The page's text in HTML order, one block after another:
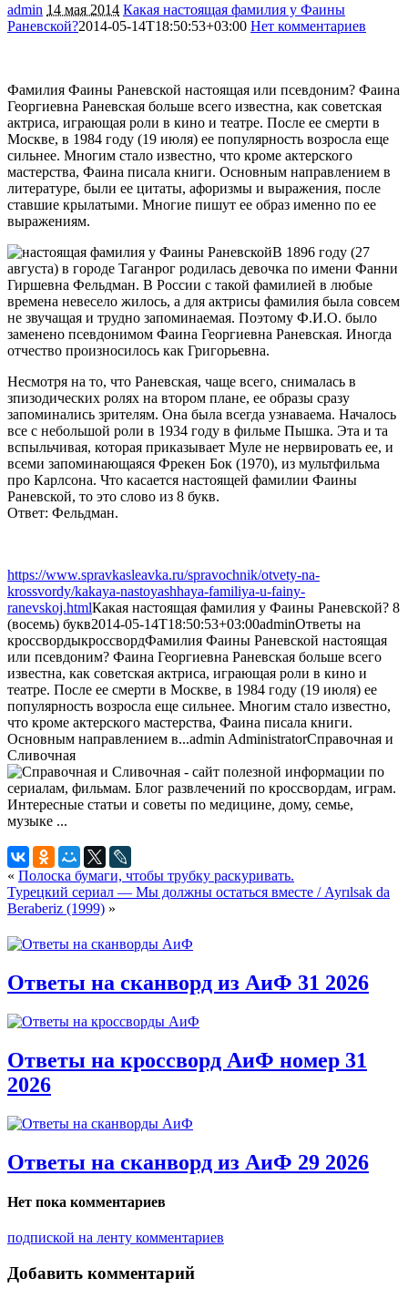
admin 14 мая 2014 Какая настоящая фамилия у Фаины
Раневской?2014-05-14T18:50:53+03:00 Нет комментариев
Фамилия Фаины Раневской настоящая или псевдоним? Фаина
Георгиевна Раневская больше всего известна, как советская
актриса, играющая роли в кино и театре. После ее смерти в
Москве, в 1984 году (19 июля) ее популярность возросла еще
сильнее. Многим стало известно, что кроме актерского
мастерства, Фаина писала книги. Основным направлением в
литературе, были ее цитаты, афоризмы и выражения, после
ставшие крылатыми. Многие пишут ее образ именно по ее
выражениям.
В 1896 году (27
августа) в городе Таганрог родилась девочка по имени Фанни
Гиршевна Фельдман. В России с такой фамилией в любые
времена невесело жилось, а для актрисы фамилия была совсем
не звучащая и трудно запоминаемая. Поэтому Ф.И.О. было
заменено псевдонимом Фаина Георгиевна Раневская. Иногда
отчество произносилось как Григорьевна.
Несмотря на то, что Раневская, чаще всего, снималась в
зпизодических ролях на втором плане, ее образы сразу
запоминались зрителям. Она была всегда узнаваема. Началось
все с небольшой роли в 1934 году в фильме Пышка. Эта и та
вспыльчивая, которая приказывает Муле не нервировать ее, и
всеми запоминающаяся Фрекен Бок (1970), из мультфильма
про Карлсона. Что касается настоящей фамилии Фаины
Раневской, то это слово из 8 букв.
Ответ: Фельдман.
https://www.spravkasleavka.ru/spravochnik/otvety-na-
krossvordy/kakaya-nastoyashhaya-familiya-u-fainy-
ranevskoj.htmlКакая настоящая фамилия у Фаины Раневской? 8
(восемь) букв2014-05-14T18:50:53+03:00adminОтветы на
кроссвордыкроссвордФамилия Фаины Раневской настоящая
или псевдоним? Фаина Георгиевна Раневская больше всего
известна, как советская актриса, играющая роли в кино и
театре. После ее смерти в Москве, в 1984 году (19 июля) ее
популярность возросла еще сильнее. Многим стало известно,
что кроме актерского мастерства, Фаина писала книги.
Основным направлением в...admin AdministratorСправочная и
Сливочная
« Полоска бумаги, чтобы трубку раскуривать.
Турецкий сериал — Мы должны остаться вместе / Ayrılsak da
Beraberiz (1999) »
Ответы на сканворд из АиФ 31 2026
Ответы на кроссворд АиФ номер 31
2026
Ответы на сканворд из АиФ 29 2026
Нет пока комментариев
подпиской на ленту комментариев
Добавить комментарий